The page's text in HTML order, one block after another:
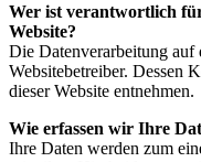
Wer ist verantwortlich
Website?
Die Datenverarbeitung auf
Websitebetreiber. Dessen
dieser Website entnehmen.
Wie erfassen wir Ihre
Ihre Daten werden zum